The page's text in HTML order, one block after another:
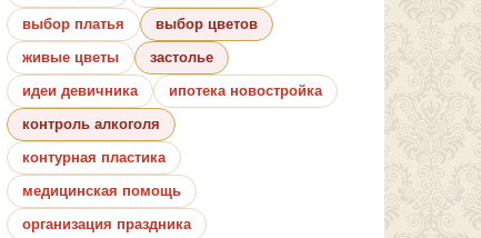
выбор платья
выбор цветов
живые цветы
застолье
идеи девичника
ипотека новостройка
контроль алкоголя
контурная пластика
медицинская помощь
организация праздника